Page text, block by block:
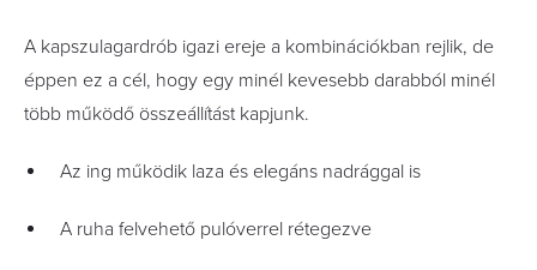
A kapszulagardrób igazi ereje a kombinációkban rejlik, de
éppen ez a cél, hogy egy minél kevesebb darabból minél
több működő összeállítást kapjunk.
Az ing működik laza és elegáns nadrággal is
A ruha felvehető pulóverrel rétegezve